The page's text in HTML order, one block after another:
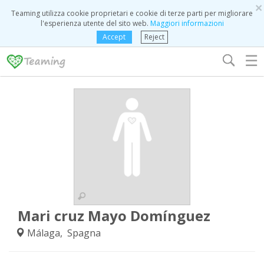
×
Teaming utilizza cookie proprietari e cookie di terze parti per migliorare
l'esperienza utente del sito web. Maggiori informazioni
Accept
Reject
☰
Mari cruz Mayo Domínguez
Málaga, Spagna